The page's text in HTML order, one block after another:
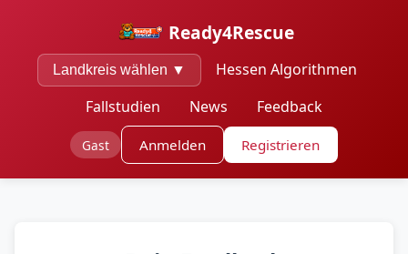
Ready4Rescue
Landkreis wählen ▼
Hessen Algorithmen
Fallstudien
News Feedback
Gast Anmelden Registrieren